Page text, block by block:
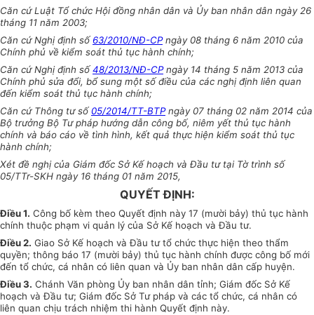
Căn cứ Luật Tổ chức Hội đồng nhân dân và Ủy ban nhân dân ngày 26
tháng 11 năm 2003;
Căn cứ Nghị định số 63/2010/NĐ-CPngày 08 tháng 6 năm 2010 của
Chính phủ về kiểm soát thủ tục hành chính;
Căn cứ Nghị định số48/2013/NĐ-CPngày 14 tháng 5 năm 2013 của
Chính phủ sửa đổi, bổ sung một số điều của các nghị định liên quan
đến kiểm soát thủ tục hành chính;
Căn cứ Thông tư số 05/2014/TT-BTPngày 07 tháng 02 năm 2014 của
Bộ trưởng Bộ Tư pháp hướng dẫn công bố, niêm yết thủ tục hành
chính và báo cáo về tình hình, kết quả thực hiện kiểm soát thủ tục
hành chính;
Xét đề nghị của Giám đốc Sở Kế hoạch và Đầu tư tại Tờ trình số
05/TTr-SKH ngày 16 tháng 01 năm 2015,
QUYẾT ĐỊNH:
Điều 1. Công bố kèm theo Quyết định này 17 (mười bảy) thủ tục hành
chính thuộc phạm vi quản lý của Sở Kế hoạch và Đầu tư.
Điều 2. Giao Sở Kế hoạch và Đầu tư tổ chức thực hiện theo thẩm
quyền; thông báo 17 (mười bảy) thủ tục hành chính được công bố mới
đến tổ chức, cá nhân có liên quan và Ủy ban nhân dân cấp huyện.
Điều 3. Chánh Văn phòng Ủy ban nhân dân tỉnh; Giám đốc Sở Kế
hoạch và Đầu tư; Giám đốc Sở Tư pháp và các tổ chức, cá nhân có
liên quan chịu trách nhiệm thi hành Quyết định này.